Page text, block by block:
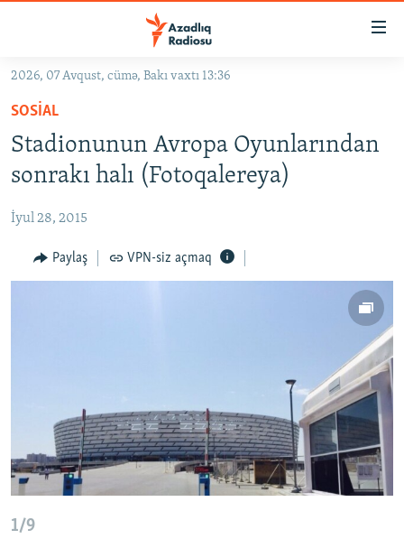
Əsas
qayıt
Əsas
naviqasiyaya
qayıt
Axtarışa
keç
GÜNDƏM
#İZAHLA
KORRUPSIOMETR
FƏRQƏ BAX
QANUNI DOĞRU
İNFOQRAFIKA
KARIKATURA
AZƏRBAYCAN ƏDƏBIYYATI KITABXANASI
İSLAM VƏ DEMOKRATIYA
İZ - MƏDƏNIYYƏT PROQRAMI
MISSIYAMIZ
PEŞƏ ETIKASI VƏ JURNALISTIKA STANDARTLARIMIZ
MATERIALLARIMIZDAN ISTIFADƏ
AZADLIQRADIOSU MOBIL TELEFONUNUZDA
BIZI IZLƏ
RFE/RL-in bütün saytları
2026, 07 Avqust, cümə, Bakı vaxtı 13:36
SOSIAL
Stadionunun Avropa Oyunlarından
sonrakı halı (Fotoqalereya)
İyul 28, 2015
Paylaş VPN-siz açmaq
1/9